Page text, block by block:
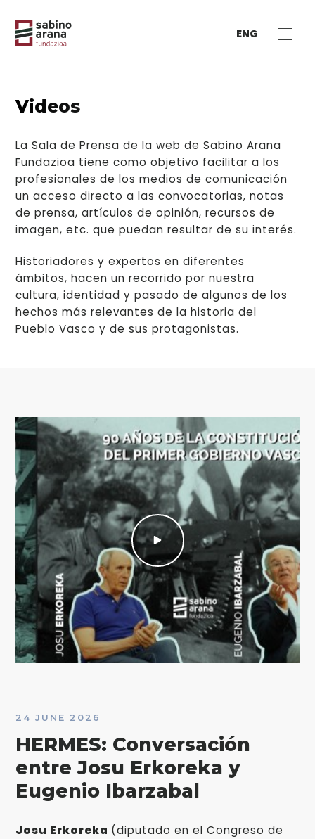
ENG
Videos
La Sala de Prensa de la web de Sabino Arana
Fundazioa tiene como objetivo facilitar a los
profesionales de los medios de comunicación
un acceso directo a las convocatorias, notas
de prensa, artículos de opinión, recursos de
imagen, etc. que puedan resultar de su interés.
Historiadores y expertos en diferentes
ámbitos, hacen un recorrido por nuestra
cultura, identidad y pasado de algunos de los
hechos más relevantes de la historia del
Pueblo Vasco y de sus protagonistas.
24 JUNE 2026
HERMES: Conversación
entre Josu Erkoreka y
Eugenio Ibarzabal
Josu Erkoreka (diputado en el Congreso de